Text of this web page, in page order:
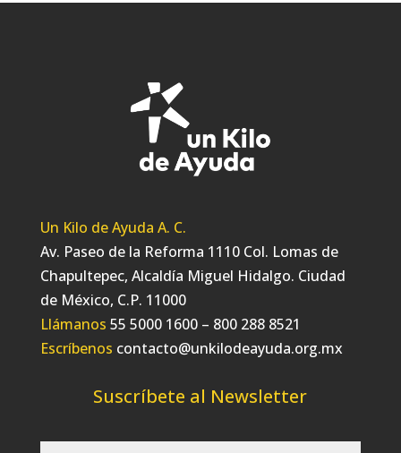
Un Kilo de Ayuda A. C.
Av. Paseo de la Reforma 1110 Col. Lomas de
Chapultepec, Alcaldía Miguel Hidalgo. Ciudad
de México, C.P. 11000
Llámanos 55 5000 1600 – 800 288 8521
Escríbenos contacto@unkilodeayuda.org.mx
Suscríbete al Newsletter